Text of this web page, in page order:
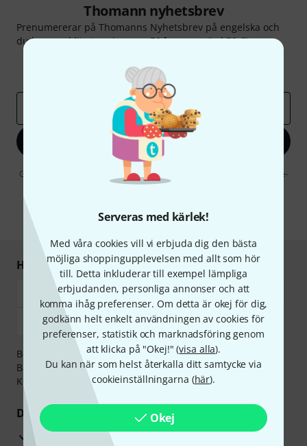
Serveras med kärlek!
Med våra cookies vill vi erbjuda dig den bästa
möjliga shoppingupplevelsen med allt som hör
till. Detta inkluderar till exempel lämpliga
erbjudanden, personliga annonser och att
komma ihåg preferenser. Om detta är okej för dig,
godkänn helt enkelt användningen av cookies för
preferenser, statistik och marknadsföring genom
att klicka på "Okej!" (visa alla).
Du kan när som helst återkalla ditt samtycke via
cookieinställningarna (här).
Okej
Thomann nyhetsbrev
Prenumererar på Thomanns Nyhetsbrev på engelska och
du kan med lite tur vinna en50 kupongvärd50 €!
Thomann Insikter
Registrera dig nu
Genom att klicka på "Registrera dig nu" samtycker jag till att ta emot e-
postreklam. Avregistrering är möjlig när som helst. Du finner mer
* Nödvändig
Handla och betala säkert
Betalningen kan göras tryggt och säkert med
Banköverföring, PayPal,Klarna Direktbetalningeller
Kreditkort.
Dina fördelar
3-år Thomann-garanti